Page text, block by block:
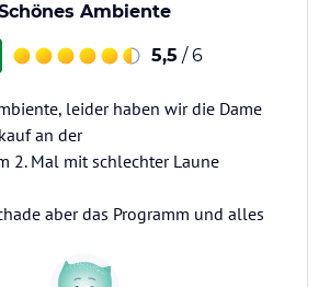
Ambiente
5,5 / 6
leider haben wir die Dame
an der
2. Mal mit schlechter Laune
aber das Programm und alles